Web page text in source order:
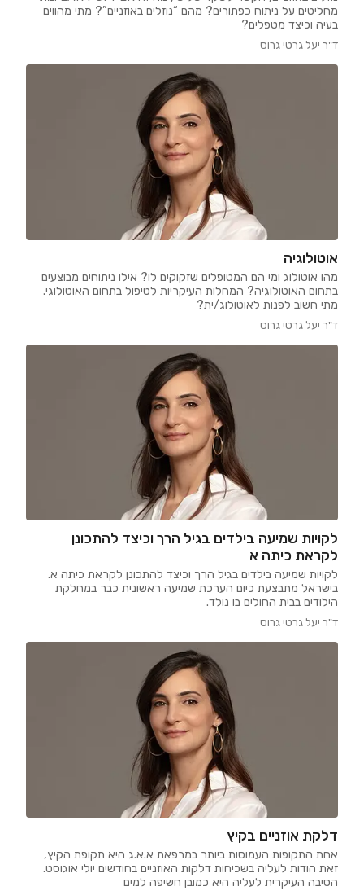
מחליטים על ניתוח כפתורים? מהם “נוזלים באוזניים”? מתי מהווים
בעיה וכיצד מטפלים?
ד"ר יעל גרטי גרוס
אוטולוגיה
מהו אוטולוג ומי הם המטופלים שזקוקים לו? אילו ניתוחים מבוצעים
בתחום האוטולוגיה? המחלות העיקריות לטיפול בתחום האוטולוגי.
מתי חשוב לפנות לאוטולוג/ית?
ד"ר יעל גרטי גרוס
לקויות שמיעה בילדים בגיל הרך וכיצד להתכונן
לקראת כיתה א
לקויות שמיעה בילדים בגיל הרך וכיצד להתכונן לקראת כיתה א.
בישראל מתבצעת כיום הערכת שמיעה ראשונית כבר במחלקת
הילודים בבית החולים בו נולד.
ד"ר יעל גרטי גרוס
דלקת אוזניים בקיץ
אחת התקופות העמוסות ביותר במרפאת א.א.ג היא תקופת הקיץ,
זאת הודות לעליה בשכיחות דלקות האוזניים בחודשים יולי אוגוסט.
הסיבה העיקרית לעליה היא כמובן חשיפה למים